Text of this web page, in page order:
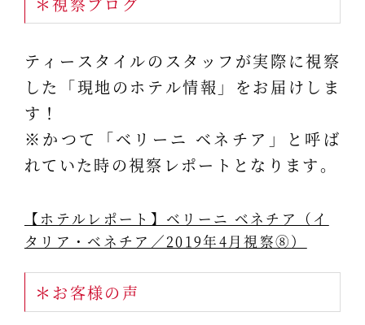
ティースタイルのスタッフが実際に視察
した「現地のホテル情報」をお届けしま
す！
※かつて「ベリーニ ベネチア」と呼ば
れていた時の視察レポートとなります。
【ホテルレポート】ベリーニ ベネチア（イ
タリア・ベネチア／2019年4月視察⑧）
＊お客様の声